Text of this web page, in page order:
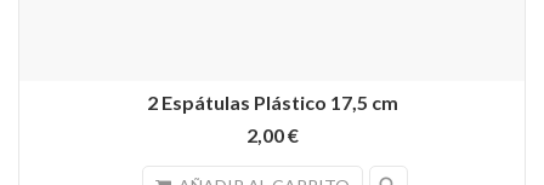
2 Espátulas Plástico 17,5 cm
2,00 €